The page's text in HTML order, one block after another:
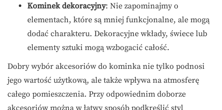
Kominek dekoracyjny: Nie zapominajmy o
elementach, które są mniej funkcjonalne, ale mogą
dodać charakteru. Dekoracyjne wkłady, świece lub
elementy sztuki mogą wzbogacić całość.
Dobry wybór akcesoriów do kominka nie tylko podnosi
jego wartość użytkową, ale także wpływa na atmosferę
całego pomieszczenia. Przy odpowiednim doborze
akcesoriów można w łatwy sposób podkreślić styl